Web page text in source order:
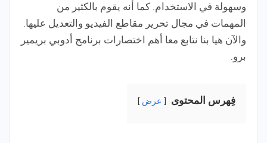
وسهولة في الاستخدام. كما أنه يقوم بالكثير من
المهمات في مجال تحرير مقاطع الفيديو والتعديل عليها.
والآن هيا بنا نتابع معا أهم اختصارات برنامج أدوبي بريمير
برو.
فِهرس المحتوى عرض